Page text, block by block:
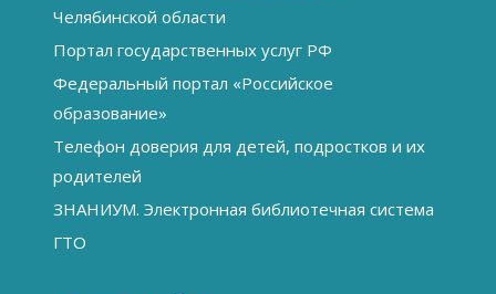
Челябинской области
Портал государственных услуг РФ
Федеральный портал «Российское
образование»
Телефон доверия для детей, подростков и их
родителей
ЗНАНИУМ. Электронная библиотечная система
ГТО